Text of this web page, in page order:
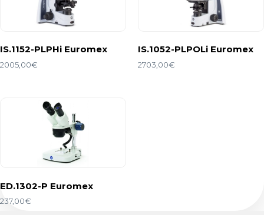
IS.1152-PLPHi Euromex
2005,00€
IS.1052-PLPOLi Euromex
2703,00€
ED.1302-P Euromex
237,00€